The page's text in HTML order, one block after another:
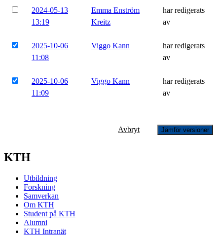
2024-05-13
13:19
Emma Enström
Kreitz
har redigerats
av
2025-10-06
11:08
Viggo Kann
har redigerats
av
2025-10-06
11:09
Viggo Kann
har redigerats
av
Avbryt Jämför versioner
KTH
Utbildning
Forskning
Samverkan
Om KTH
Student på KTH
Alumni
KTH Intranät